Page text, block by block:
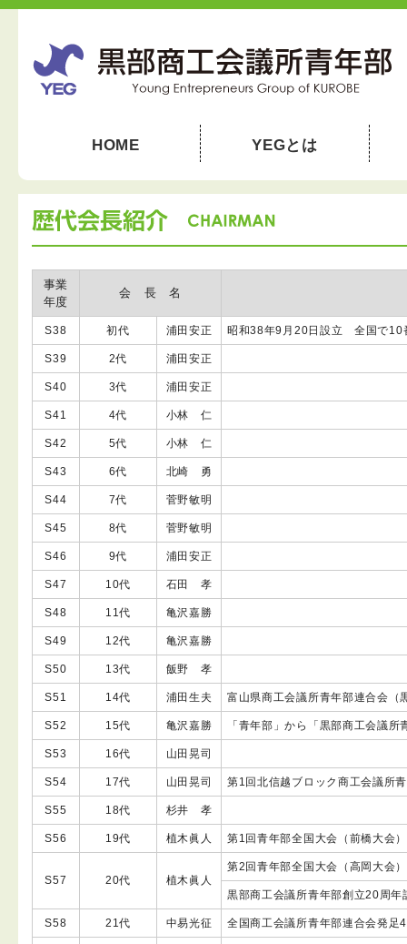
HOME YEGとは
事業
年度
会 長 名
S38 初代 浦田安正 昭和38年9月20日設立 全国で10
S39 2代 浦田安正
S40 3代 浦田安正
S41 4代 小林 仁
S42 5代 小林 仁
S43 6代 北崎 勇
S44 7代 菅野敏明
S45 8代 菅野敏明
S46 9代 浦田安正
S47 10代 石田 孝
S48 11代 亀沢嘉勝
S49 12代 亀沢嘉勝
S50 13代 飯野 孝
S51 14代 浦田生夫 富山県商工会議所青年部連合会（
S52 15代 亀沢嘉勝 「青年部」から「黒部商工会議
S53 16代 山田晃司
S54 17代 山田晃司 第1回北信越ブロック商工会議所
S55 18代 杉井 孝
S56 19代 植木眞人 第1回青年部全国大会（前橋大会
S57 20代 植木眞人
第2回青年部全国大会（高岡大会
黒部商工会議所青年部創立20周
S58 21代 中易光征 全国商工会議所青年部連合会発足